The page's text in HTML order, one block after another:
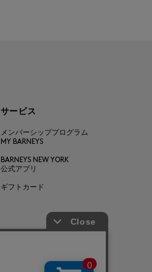
サービス
メンバーシッププログラム
MY BARNEYS
BARNEYS NEW YORK
公式アプリ
ギフトカード